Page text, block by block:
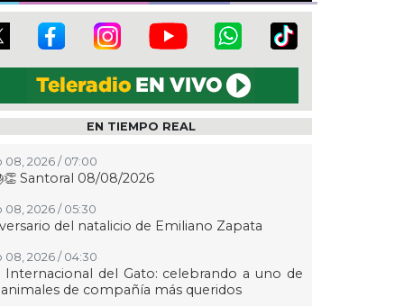
EN TIEMPO REAL
08, 2026 / 07:00
Santoral 08/08/2026
08, 2026 / 05:30
del natalicio de Emiliano Zapata
08, 2026 / 04:30
Internacional del Gato: celebrando a uno de
animales de compañía más queridos